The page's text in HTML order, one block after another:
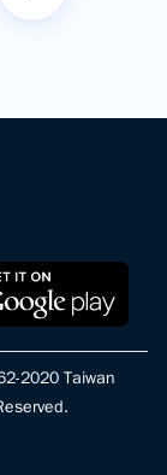
2020 Taiwan